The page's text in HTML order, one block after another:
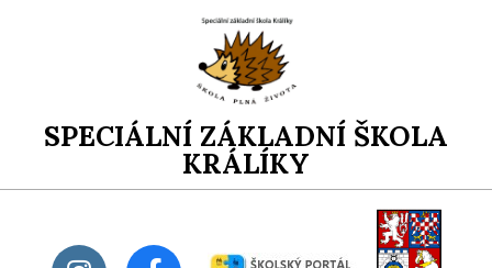
SPECIÁLNÍ ZÁKLADNÍ ŠKOLA
KRÁLÍKY